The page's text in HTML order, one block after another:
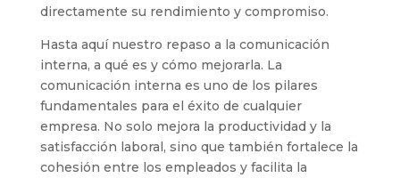
directamente su rendimiento y compromiso.
Hasta aquí nuestro repaso a la comunicación
interna, a qué es y cómo mejorarla. La
comunicación interna es uno de los pilares
fundamentales para el éxito de cualquier
empresa. No solo mejora la productividad y la
satisfacción laboral, sino que también fortalece la
cohesión entre los empleados y facilita la